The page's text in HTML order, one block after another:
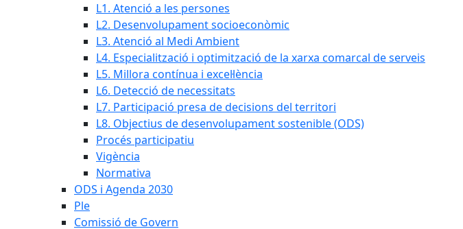
L1. Atenció a les persones
L2. Desenvolupament socioeconòmic
L3. Atenció al Medi Ambient
L4. Especialització i optimització de la xarxa comarcal de serveis
L5. Millora contínua i excel·lència
L6. Detecció de necessitats
L7. Participació presa de decisions del territori
L8. Objectius de desenvolupament sostenible (ODS)
Procés participatiu
Vigència
Normativa
ODS i Agenda 2030
Ple
Comissió de Govern